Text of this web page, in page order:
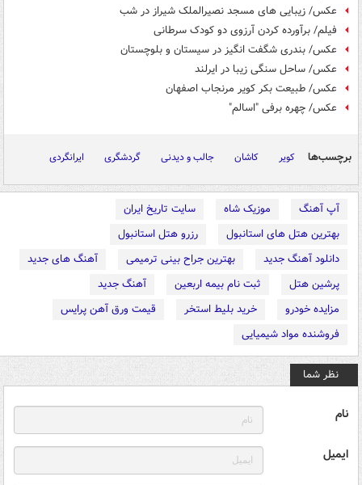
عکس/ زیبایی های مسجد نصیرالملک شیراز در شب
فیلم/ برآورده کردن آرزوی دو کودک سرطانی
عکس/ بندری شگفت انگیز در سیستان و بلوچستان
عکس/ ساحل سنگی زیبا در ایرلند
عکس/ طبیعت بکر کویر مرنجاب اصفهان
عکس/ چهره برفی "اسالم"
برچسب‌ها کویر کاشان جالب و دیدنی گردشگری ایرانگردی
آپ آهنگ موزیک شاه
سایت تاریخ ایران
بهترین هتل های استانبول
رزرو هتل استانبول
دانلود آهنگ جدید
بهترین جراح بینی ترمیمی
آهنگ های جدید
پرشین هتل
ثبت نام بیمه اربعین
آهنگ جدید
مزایده خودرو
خرید بلیط استخر
قیمت ورق آهن پرایس
فروشنده مواد شیمیایی
نظر شما
نام
ایمیل